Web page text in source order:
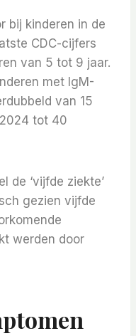
bij kinderen in de
CDC-cijfers
van 5 tot 9 jaar.
met IgM-
van 15
tot 40
de ‘vijfde ziekte’
gezien vijfde
werden door